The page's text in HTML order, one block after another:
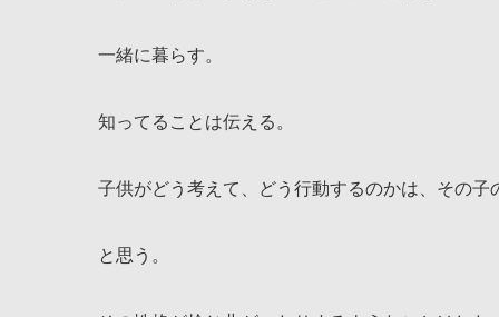
一緒に暮らす。
知ってることは伝える。
子供がどう考えて、どう行動するのかは、その子
と思う。